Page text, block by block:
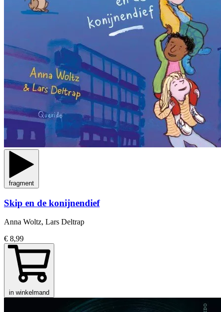
fragment
Skip en de konijnendief
Anna Woltz, Lars Deltrap
€ 8,99
in winkelmand